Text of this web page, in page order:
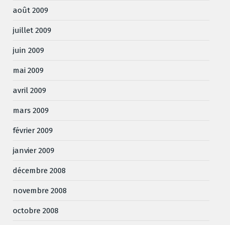
août 2009
juillet 2009
juin 2009
mai 2009
avril 2009
mars 2009
février 2009
janvier 2009
décembre 2008
novembre 2008
octobre 2008